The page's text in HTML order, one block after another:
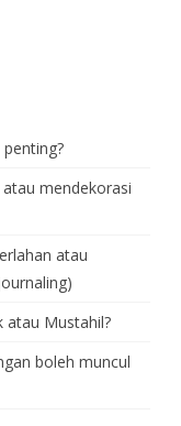
penting?
mendekorasi
atau
atau Mustahil?
boleh muncul